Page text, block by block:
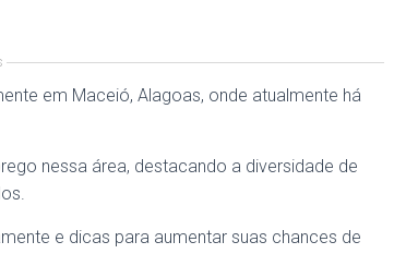
em Maceió, Alagoas, onde atualmente há
nessa área, destacando a diversidade de
e dicas para aumentar suas chances de